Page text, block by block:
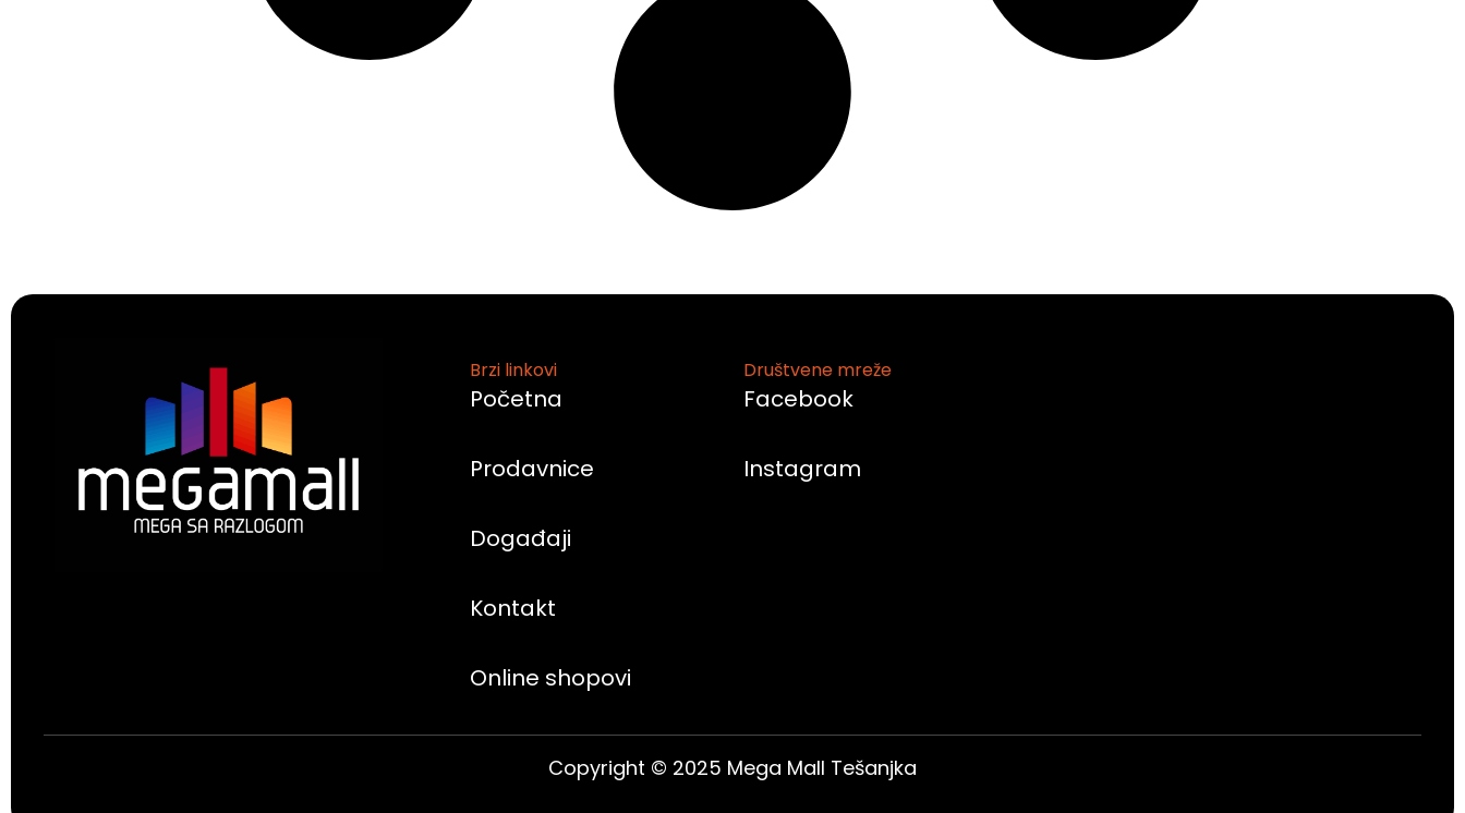
Brzi linkovi
Početna
Prodavnice
Događaji
Kontakt
Online shopovi
Društvene mreže
Facebook
Instagram
Copyright © 2025 Mega Mall Tešanjka